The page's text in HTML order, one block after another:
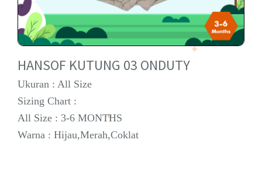
HANSOF KUTUNG 03 ONDUTY
Ukuran : All Size
Sizing Chart :
All Size : 3-6 MONTHS
Warna : Hijau,Merah,Coklat